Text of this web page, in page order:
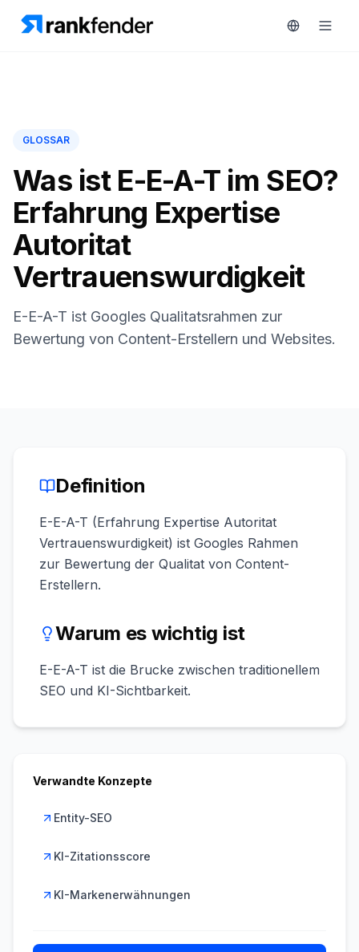
ÜBERWACHEN
RAIVE
Engine
Wettbewerber-
Keyword-
Intelligenz
Integrationen
ANALYSIEREN
&
Analysen
Lösungen
Ressourcen
Kostenlose
Tools
Demo
GLOSSAR
Was ist E-E-A-T im SEO?
Erfahrung Expertise
Autoritat
Vertrauenswurdigkeit
E-E-A-T ist Googles Qualitatsrahmen zur
Bewertung von Content-Erstellern und Websites.
Definition
E-E-A-T (Erfahrung Expertise Autoritat
Vertrauenswurdigkeit) ist Googles Rahmen
zur Bewertung der Qualitat von Content-
Erstellern.
Warum es wichtig ist
E-E-A-T ist die Brucke zwischen traditionellem
SEO und KI-Sichtbarkeit.
Verwandte Konzepte
Entity-SEO
KI-Zitationsscore
KI-Markenerwähnungen